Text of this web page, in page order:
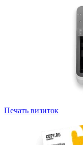
Печать визиток